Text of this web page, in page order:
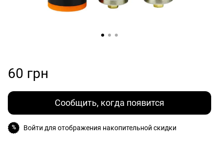
60 грн
Сообщить, когда появится
% Войти для отображения накопительной скидки